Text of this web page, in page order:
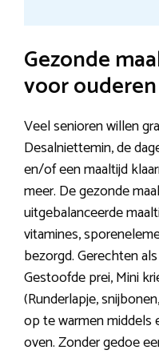
Gezonde
voor
Veel senioren willen
Desalniettemin, de
en/of een maaltijd
meer. De gezonde
uitgebalanceerde
vitamines,
bezorgd. Gerechten
Gestoofde prei, Mini
(Runderlapje,
op te warmen
oven. Zonder gedoe